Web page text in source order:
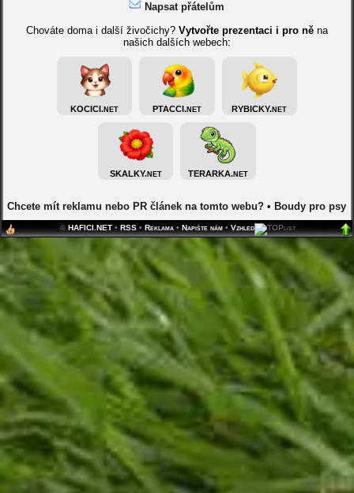
Napsat přátelům
Chováte doma i další živočichy? Vytvořte prezentaci i pro něna
našich dalších webech:
KOCICI.NET PTACCI.NET RYBICKY.NET
SKALKY.NET TERARKA.NET
Chcete mít reklamu nebo PR článek na tomto webu? • Boudy pro psy
© HAFICI.NET • RSS • Reklama • Napište nám •Vzhled